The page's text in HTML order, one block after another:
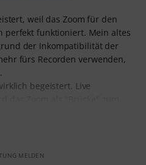
weil das Zoom für den
perfekt funktioniert. Mein altes
der Inkompatibilität der
fürs Recorden verwenden,
begeistert. Live
MELDEN